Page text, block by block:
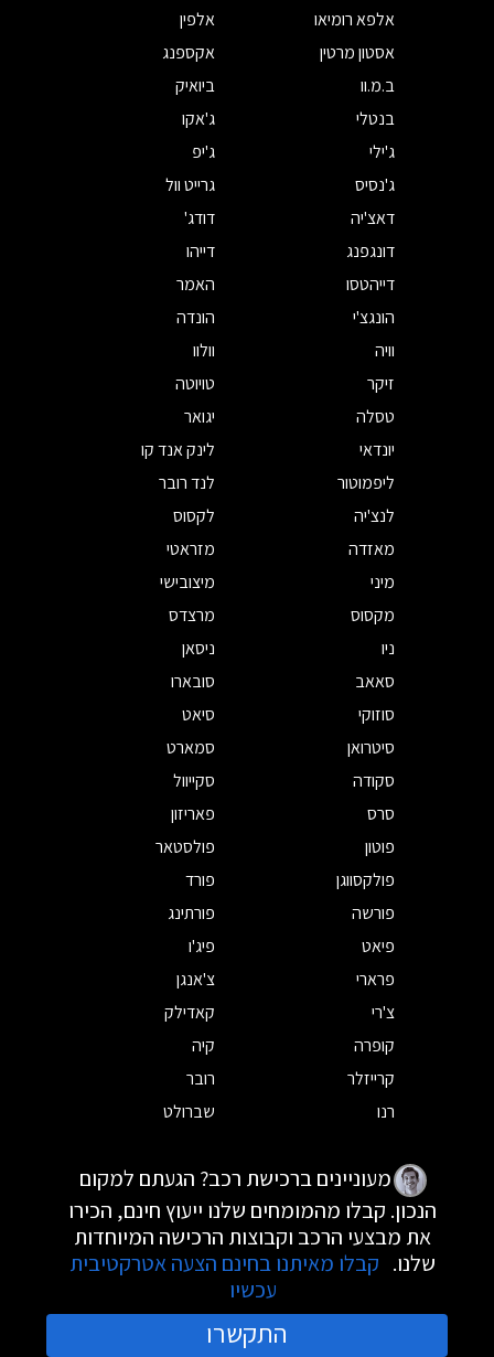
אלפא רומיאו
אלפין
אסטון מרטין
אקספנג
ב.מ.וו
ביואיק
בנטלי
ג'אקו
ג'ילי
ג'יפ
ג'נסיס
גרייט וול
דאצ'יה
דודג'
דונגפנג
דייהו
דייהטסו
האמר
הונגצ'י
הונדה
וויה
וולוו
זיקר
טויוטה
טסלה
יגואר
יונדאי
לינק אנד קו
ליפמוטור
לנד רובר
לנצ'יה
לקסוס
מאזדה
מזראטי
מיני
מיצובישי
מקסוס
מרצדס
ניו
ניסאן
סאאב
סובארו
סוזוקי
סיאט
סיטרואן
סמארט
סקודה
סקייוול
סרס
פאריזון
פוטון
פולסטאר
פולקסווגן
פורד
פורשה
פורתינג
פיאט
פיג'ו
פרארי
צ'אנגן
צ'רי
קאדילק
קופרה
קיה
קרייזלר
רובר
רנו
שברולט
מעוניינים ברכישת רכב? הגעתם למקום
הנכון. קבלו מהמומחים שלנו ייעוץ חינם, הכירו
את מבצעי הרכב וקבוצות הרכישה המיוחדות
שלנו. קבלו מאיתנו בחינם הצעה אטרקטיבית
עכשיו
התקשרו